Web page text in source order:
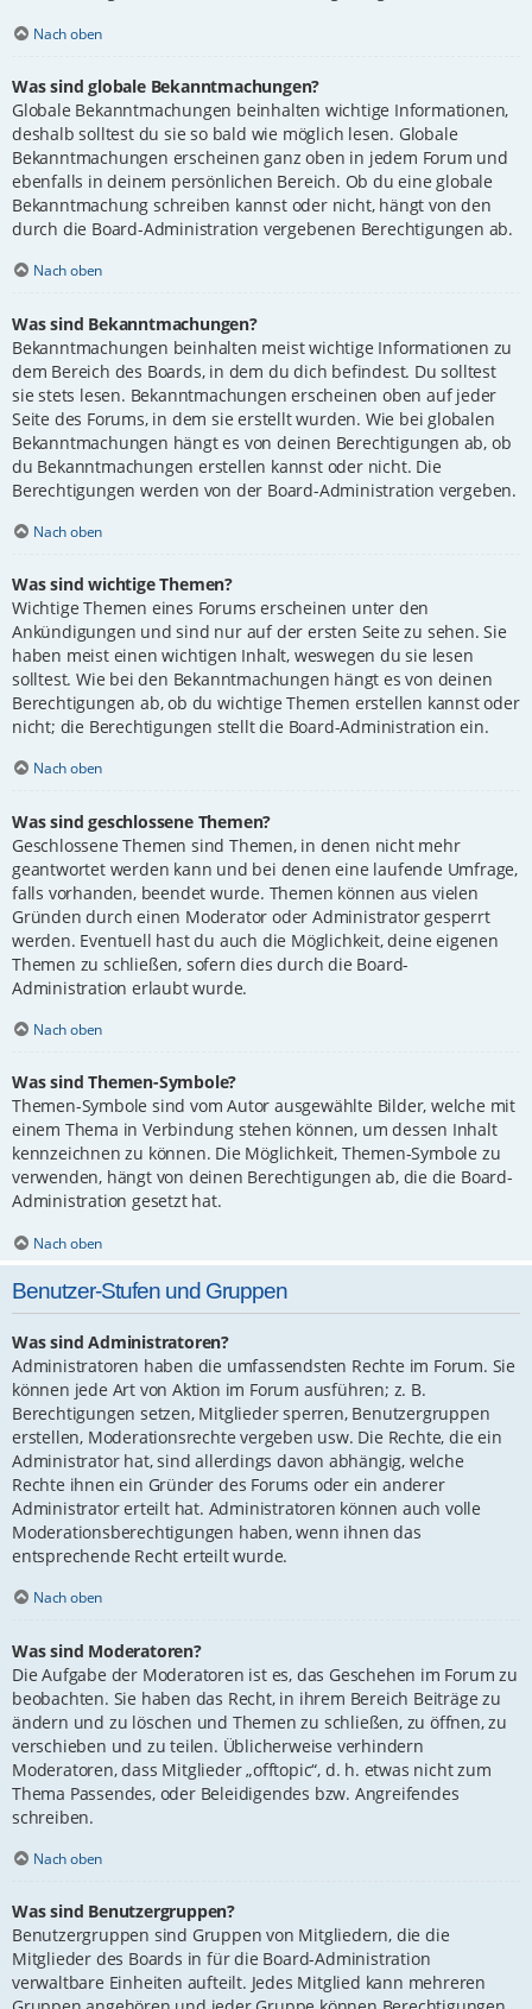
Nach oben
Was sind globale Bekanntmachungen?
Globale Bekanntmachungen beinhalten wichtige Informationen,
deshalb solltest du sie so bald wie möglich lesen. Globale
Bekanntmachungen erscheinen ganz oben in jedem Forum und
ebenfalls in deinem persönlichen Bereich. Ob du eine globale
Bekanntmachung schreiben kannst oder nicht, hängt von den
durch die Board-Administration vergebenen Berechtigungen ab.
Nach oben
Was sind Bekanntmachungen?
Bekanntmachungen beinhalten meist wichtige Informationen zu
dem Bereich des Boards, in dem du dich befindest. Du solltest
sie stets lesen. Bekanntmachungen erscheinen oben auf jeder
Seite des Forums, in dem sie erstellt wurden. Wie bei globalen
Bekanntmachungen hängt es von deinen Berechtigungen ab, ob
du Bekanntmachungen erstellen kannst oder nicht. Die
Berechtigungen werden von der Board-Administration vergeben.
Nach oben
Was sind wichtige Themen?
Wichtige Themen eines Forums erscheinen unter den
Ankündigungen und sind nur auf der ersten Seite zu sehen. Sie
haben meist einen wichtigen Inhalt, weswegen du sie lesen
solltest. Wie bei den Bekanntmachungen hängt es von deinen
Berechtigungen ab, ob du wichtige Themen erstellen kannst oder
nicht; die Berechtigungen stellt die Board-Administration ein.
Nach oben
Was sind geschlossene Themen?
Geschlossene Themen sind Themen, in denen nicht mehr
geantwortet werden kann und bei denen eine laufende Umfrage,
falls vorhanden, beendet wurde. Themen können aus vielen
Gründen durch einen Moderator oder Administrator gesperrt
werden. Eventuell hast du auch die Möglichkeit, deine eigenen
Themen zu schließen, sofern dies durch die Board-
Administration erlaubt wurde.
Nach oben
Was sind Themen-Symbole?
Themen-Symbole sind vom Autor ausgewählte Bilder, welche mit
einem Thema in Verbindung stehen können, um dessen Inhalt
kennzeichnen zu können. Die Möglichkeit, Themen-Symbole zu
verwenden, hängt von deinen Berechtigungen ab, die die Board-
Administration gesetzt hat.
Nach oben
Benutzer-Stufen und Gruppen
Was sind Administratoren?
Administratoren haben die umfassendsten Rechte im Forum. Sie
können jede Art von Aktion im Forum ausführen; z. B.
Berechtigungen setzen, Mitglieder sperren, Benutzergruppen
erstellen, Moderationsrechte vergeben usw. Die Rechte, die ein
Administrator hat, sind allerdings davon abhängig, welche
Rechte ihnen ein Gründer des Forums oder ein anderer
Administrator erteilt hat. Administratoren können auch volle
Moderationsberechtigungen haben, wenn ihnen das
entsprechende Recht erteilt wurde.
Nach oben
Was sind Moderatoren?
Die Aufgabe der Moderatoren ist es, das Geschehen im Forum zu
beobachten. Sie haben das Recht, in ihrem Bereich Beiträge zu
ändern und zu löschen und Themen zu schließen, zu öffnen, zu
verschieben und zu teilen. Üblicherweise verhindern
Moderatoren, dass Mitglieder „offtopic“, d. h. etwas nicht zum
Thema Passendes, oder Beleidigendes bzw. Angreifendes
schreiben.
Nach oben
Was sind Benutzergruppen?
Benutzergruppen sind Gruppen von Mitgliedern, die die
Mitglieder des Boards in für die Board-Administration
verwaltbare Einheiten aufteilt. Jedes Mitglied kann mehreren